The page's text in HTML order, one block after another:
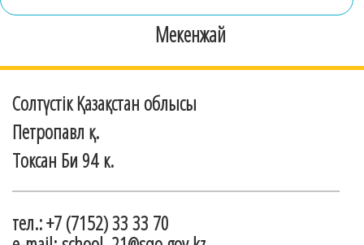
Мекенжай
Солтүстік Қазақстан облысы
Петропавл қ.
Токсан Би 94 к.
тел.: +7 (7152) 33 33 70